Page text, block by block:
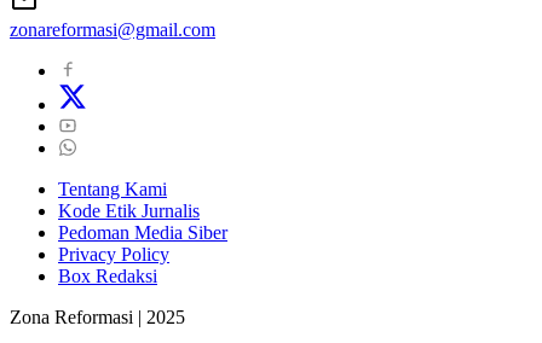
zonareformasi@gmail.com
Tentang Kami
Kode Etik Jurnalis
Pedoman Media Siber
Privacy Policy
Box Redaksi
Zona Reformasi | 2025